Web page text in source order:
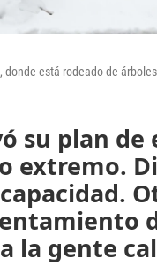
está rodeado de
su plan de
extremo.
la gente